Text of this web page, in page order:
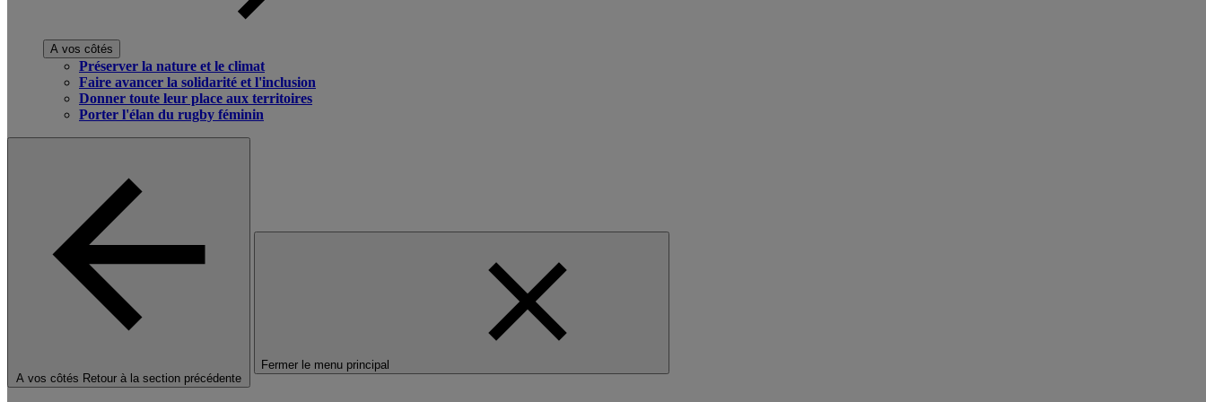
A vos côtés
Préserver la nature et le climat
Faire avancer la solidarité et l'inclusion
Donner toute leur place aux territoires
Porter l'élan du rugby féminin
A vos côtés Retour à la section précédente
Fermer le menu principal